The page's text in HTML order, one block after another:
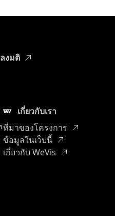
งมติ
เกี่ยวกับเรา
ที่มาของโครงการ
ข้อมูลในเว็บนี้
เกี่ยวกับ WeVis